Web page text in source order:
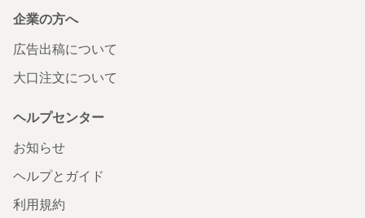
企業の方へ
広告出稿について
大口注文について
ヘルプセンター
お知らせ
ヘルプとガイド
利用規約